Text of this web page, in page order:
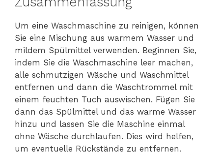
Um eine Waschmaschine zu reinigen, können
Sie eine Mischung aus warmem Wasser und
mildem Spülmittel verwenden. Beginnen Sie,
indem Sie die Waschmaschine leer machen,
alle schmutzigen Wäsche und Waschmittel
entfernen und dann die Waschtrommel mit
einem feuchten Tuch auswischen. Fügen Sie
dann das Spülmittel und das warme Wasser
hinzu und lassen Sie die Maschine einmal
ohne Wäsche durchlaufen. Dies wird helfen,
um eventuelle Rückstände zu entfernen.